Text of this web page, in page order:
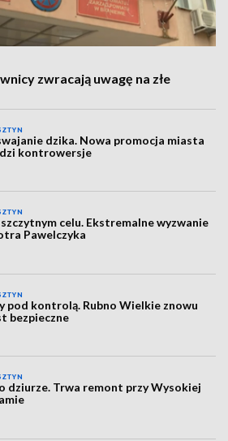
zwracają uwagę na złe
dzika. Nowa promocja miasta
kontrowersje
celu. Ekstremalne wyzwanie
Pawelczyka
pod kontrolą. Rubno Wielkie znowu
bezpieczne
dziurze. Trwa remont przy Wysokiej